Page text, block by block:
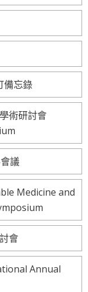
備忘錄
術研討會
議
Medicine and
會
Annual